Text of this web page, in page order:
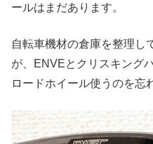
ールはまだあります。
自転車機材の倉庫を整理し
が、ENVEとクリスキング
ロードホイール使うのを忘